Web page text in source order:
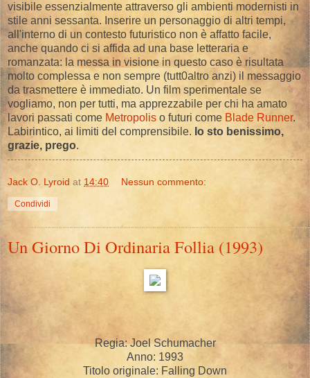
visibile essenzialmente attraverso gli ambienti modernisti in
stile anni sessanta. Inserire un personaggio di altri tempi,
all'interno di un contesto futuristico non è affatto facile,
anche quando ci si affida ad una base letteraria e
romanzata: la messa in visione in questo caso è risultata
molto complessa e non sempre (tutt0altro anzi) il messaggio
da trasmettere è immediato. Un film sperimentale se
vogliamo, non per tutti, ma apprezzabile per chi ha amato
lavori passati come Metropolis o futuri come Blade Runner.
Labirintico, ai limiti del comprensibile. Io sto benissimo,
grazie, prego.
Jack O. Lyroid at 14:40 Nessun commento:
Condividi
Un Giorno Di Ordinaria Follia (1993)
Regia: Joel Schumacher
Anno: 1993
Titolo originale: Falling Down